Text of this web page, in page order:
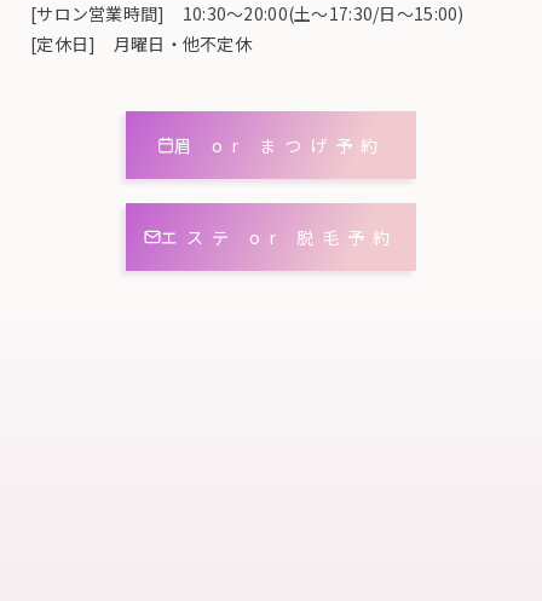
[サロン営業時間] 10:30～20:00(土～17:30/日～15:00)
[定休日] 月曜日・他不定休
眉 or まつげ予約
エステ or 脱毛予約